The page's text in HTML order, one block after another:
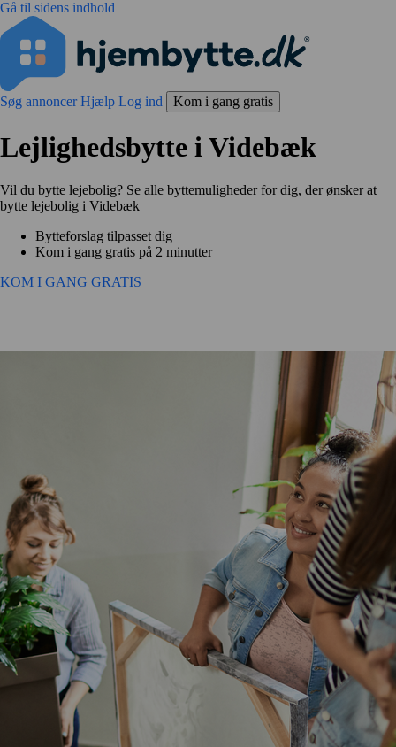
Gå til sidens indhold
Søg annoncerHjælp Log ind Kom i gang gratis
Lejlighedsbytte i Videbæk
Vil du bytte lejebolig? Se alle byttemuligheder for dig, der ønsker at
bytte lejebolig i Videbæk
Bytteforslag tilpasset dig
Kom i gang gratis på 2 minutter
KOM I GANG GRATIS